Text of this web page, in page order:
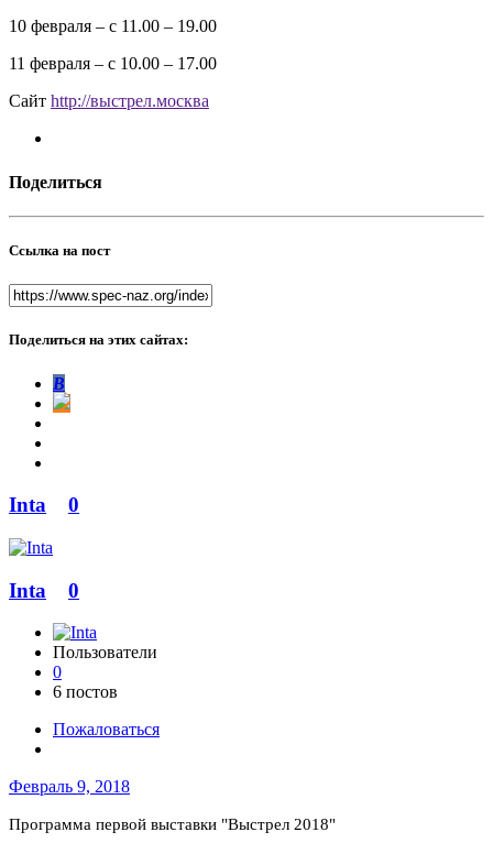
10 февраля – с 11.00 – 19.00
11 февраля – с 10.00 – 17.00
Сайт http://выстрел.москва
Поделиться
Ссылка на пост
Поделиться на этих сайтах:
В
Inta 0
Inta 0
Пользователи
0
6 постов
Пожаловаться
Февраль 9, 2018
Программа первой выставки "Выстрел 2018"